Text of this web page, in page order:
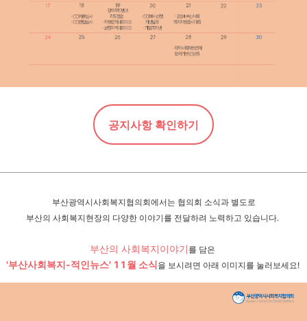
공지사항 확인하기
부산광역시사회복지협의회에서는 협의회 소식과 별도로
부산의 사회복지현장의 다양한 이야기를 전달하려 노력하고 있습니다.
부산의 사회복지이야기 를 담은
'부산사회복지-적인뉴스' 11 월 소식을 보시려면 아래 이미지를 눌러보세요!